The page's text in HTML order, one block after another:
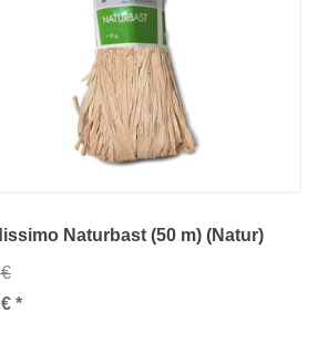
Naturbast (50 m) (Natur)
*